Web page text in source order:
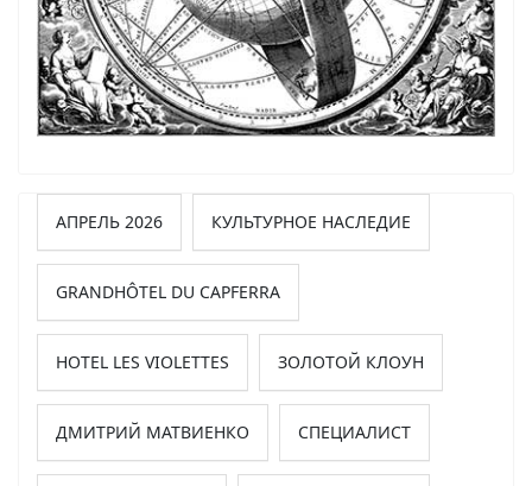
АПРЕЛЬ 2026 КУЛЬТУРНОЕ НАСЛЕДИЕ
GRANDHÔTEL DU CAPFERRA
HOTEL LES VIOLETTES ЗОЛОТОЙ КЛОУН
ДМИТРИЙ МАТВИЕНКО СПЕЦИАЛИСТ